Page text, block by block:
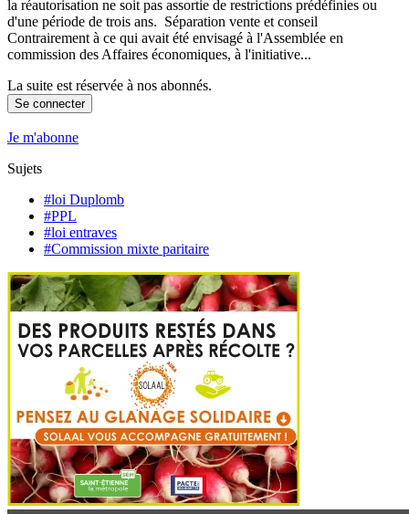
la réautorisation ne soit pas assortie de restrictions prédéfinies ou
d'une période de trois ans. Séparation vente et conseil
Contrairement à ce qui avait été envisagé à l'Assemblée en
commission des Affaires économiques, à l'initiative...
La suite est réservée à nos abonnés.
Se connecter
Je m'abonne
Sujets
#loi Duplomb
#PPL
#loi entraves
#Commission mixte paritaire